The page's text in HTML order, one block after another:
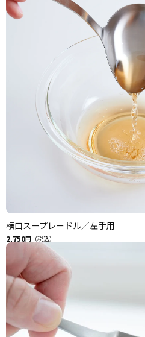
横口スープレードル／左手用
2,750円（税込）